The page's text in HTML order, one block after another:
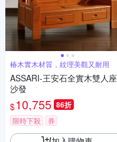
椿木實木材質，紋理美觀又耐用
ASSARI-王安石全實木雙人座
沙發
$10,755 86折
限時下殺 券